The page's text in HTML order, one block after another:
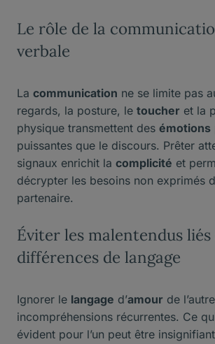
Le rôle de la
verbale
La communication ne se limite pas
regards, la posture, le toucher et la
physique transmettent des émotions
puissantes que le discours. Prêter
signaux enrichit la complicité et
décrypter les besoins non exprimés
partenaire.
Éviter les malentendus liés
différences de langage
Ignorer le langage d’amour de
incompréhensions récurrentes. Ce
évident pour l’un peut être